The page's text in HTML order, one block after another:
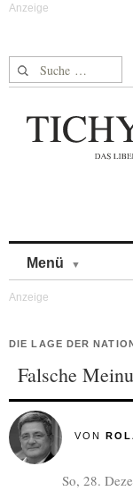
Suche nach:
Menü
DIE LAGE DER
Falsche
VON
So, 28.